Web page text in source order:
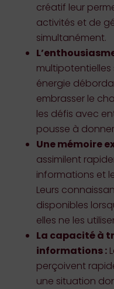
créatif leur
activités et de
simultanément.
énergie
embrasser le
les défis avec
pousse à
Une mémoire
assimilent
informations et
Leurs
disponibles
elles ne les
La capacité à
informations :
perçoivent
une situation